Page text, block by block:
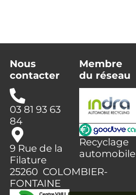
Nous
contacter
03 81 93 63
84
9 Rue de la
Filature
25260 COLOMBIER-
FONTAINE
Membre
du réseau
Recyclage
automobile